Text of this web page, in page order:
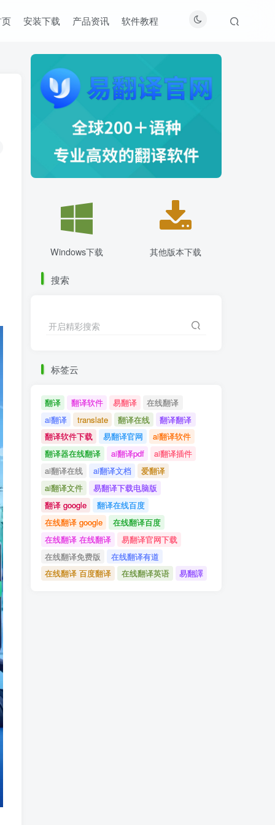
安装下载 产品资讯 软件教程
Windows下载 其他版本下载
搜索
开启精彩搜索
标签云
翻译 翻译软件 易翻译
在线翻译
ai翻译
translate 翻译在线
翻译翻译
翻译软件下载
易翻译官网
ai翻译软件
翻译器在线翻译
ai翻译pdf
ai翻译插件
ai翻译在线
ai翻译文档
爱翻译
ai翻译文件
易翻译下载电脑版
翻译 google
翻译在线百度
在线翻译 google
在线翻译百度
在线翻译 在线翻译
易翻译官网下载
在线翻译免费版
在线翻译有道
在线翻译 百度翻译
在线翻译英语 易翻譯